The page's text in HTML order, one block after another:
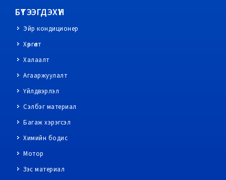
БҮТЭЭГДЭХҮҮН
Эйр кондиционер
Хөргөлт
Халаалт
Агааржуулалт
Үйлдвэрлэл
Сэлбэг материал
Багаж хэрэгсэл
Химийн бодис
Мотор
Зэс материал